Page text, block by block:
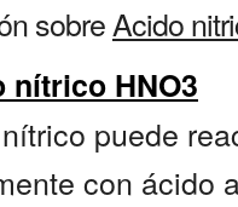
sobreAcido
nítrico HNO3
puede
con ácido